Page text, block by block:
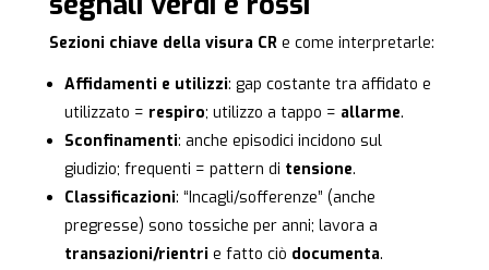
Sezioni chiave della visura CRe come interpretarle:
Affidamenti e utilizzi: gap costante tra affidato e
utilizzato = respiro; utilizzo a tappo = allarme.
Sconfinamenti: anche episodici incidono sul
giudizio; frequenti = pattern di tensione.
Classificazioni: “Incagli/sofferenze” (anche
pregresse) sono tossiche per anni; lavora a
transazioni/rientri e fatto ciò documenta.